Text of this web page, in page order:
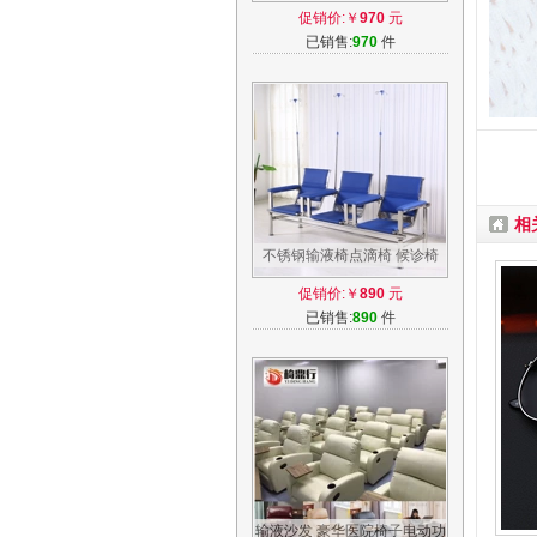
输液不钢椅输液锈输液椅不锈
钢点滴椅
促销价:￥ 970元
已销售:970件
不锈钢输液椅点滴椅 候诊椅
厂家直销2人3人位医用不锈钢
诊所用椅
促销价:￥ 890元
已销售:890件
输液沙发 豪华医院椅子电动功
相